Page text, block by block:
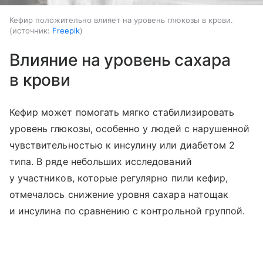
Кефир положительно влияет на уровень глюкозы в крови.
источник: Freepik
Влияние на уровень сахара
в крови
Кефир может помогать мягко стабилизировать
уровень глюкозы, особенно у людей с нарушенной
чувствительностью к инсулину или диабетом 2
типа. В ряде небольших исследований
у участников, которые регулярно пили кефир,
отмечалось снижение уровня сахара натощак
и инсулина по сравнению с контрольной группой.